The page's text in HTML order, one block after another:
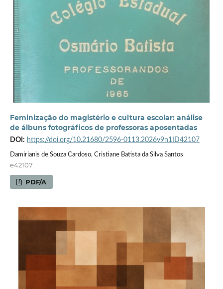
Feminização do magistério e cultura escolar: análise
de álbuns fotográficos de professoras aposentadas
DOI: https://doi.org/10.21680/2596-0113.2026v9n1ID42107
Damirianis de Souza Cardoso, Cristiane Batista da Silva Santos
e42107
PDF/A